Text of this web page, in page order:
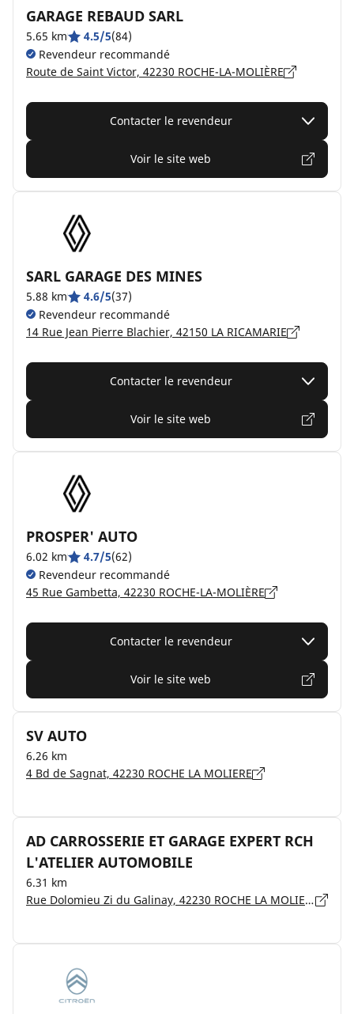
GARAGE REBAUD SARL
5.65 km 4.5/5(84)
Revendeur recommandé
Route de Saint Victor, 42230 ROCHE-LA-MOLIÈRE
Contacter le revendeur
Voir le site web
SARL GARAGE DES MINES
5.88 km 4.6/5(37)
Revendeur recommandé
14 Rue Jean Pierre Blachier, 42150 LA RICAMARIE
Contacter le revendeur
Voir le site web
PROSPER' AUTO
6.02 km 4.7/5(62)
Revendeur recommandé
45 Rue Gambetta, 42230 ROCHE-LA-MOLIÈRE
Contacter le revendeur
Voir le site web
SV AUTO
6.26 km
4 Bd de Sagnat, 42230 ROCHE LA MOLIERE
AD CARROSSERIE ET GARAGE EXPERT RCH
L'ATELIER AUTOMOBILE
6.31 km
Rue Dolomieu Zi du Galinay, 42230 ROCHE LA MOLIERE